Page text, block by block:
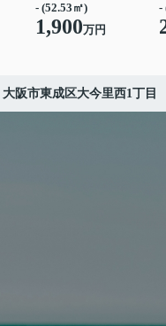
- (52.53㎡)
1,900万円
-
大阪市東成区大今里西1丁目